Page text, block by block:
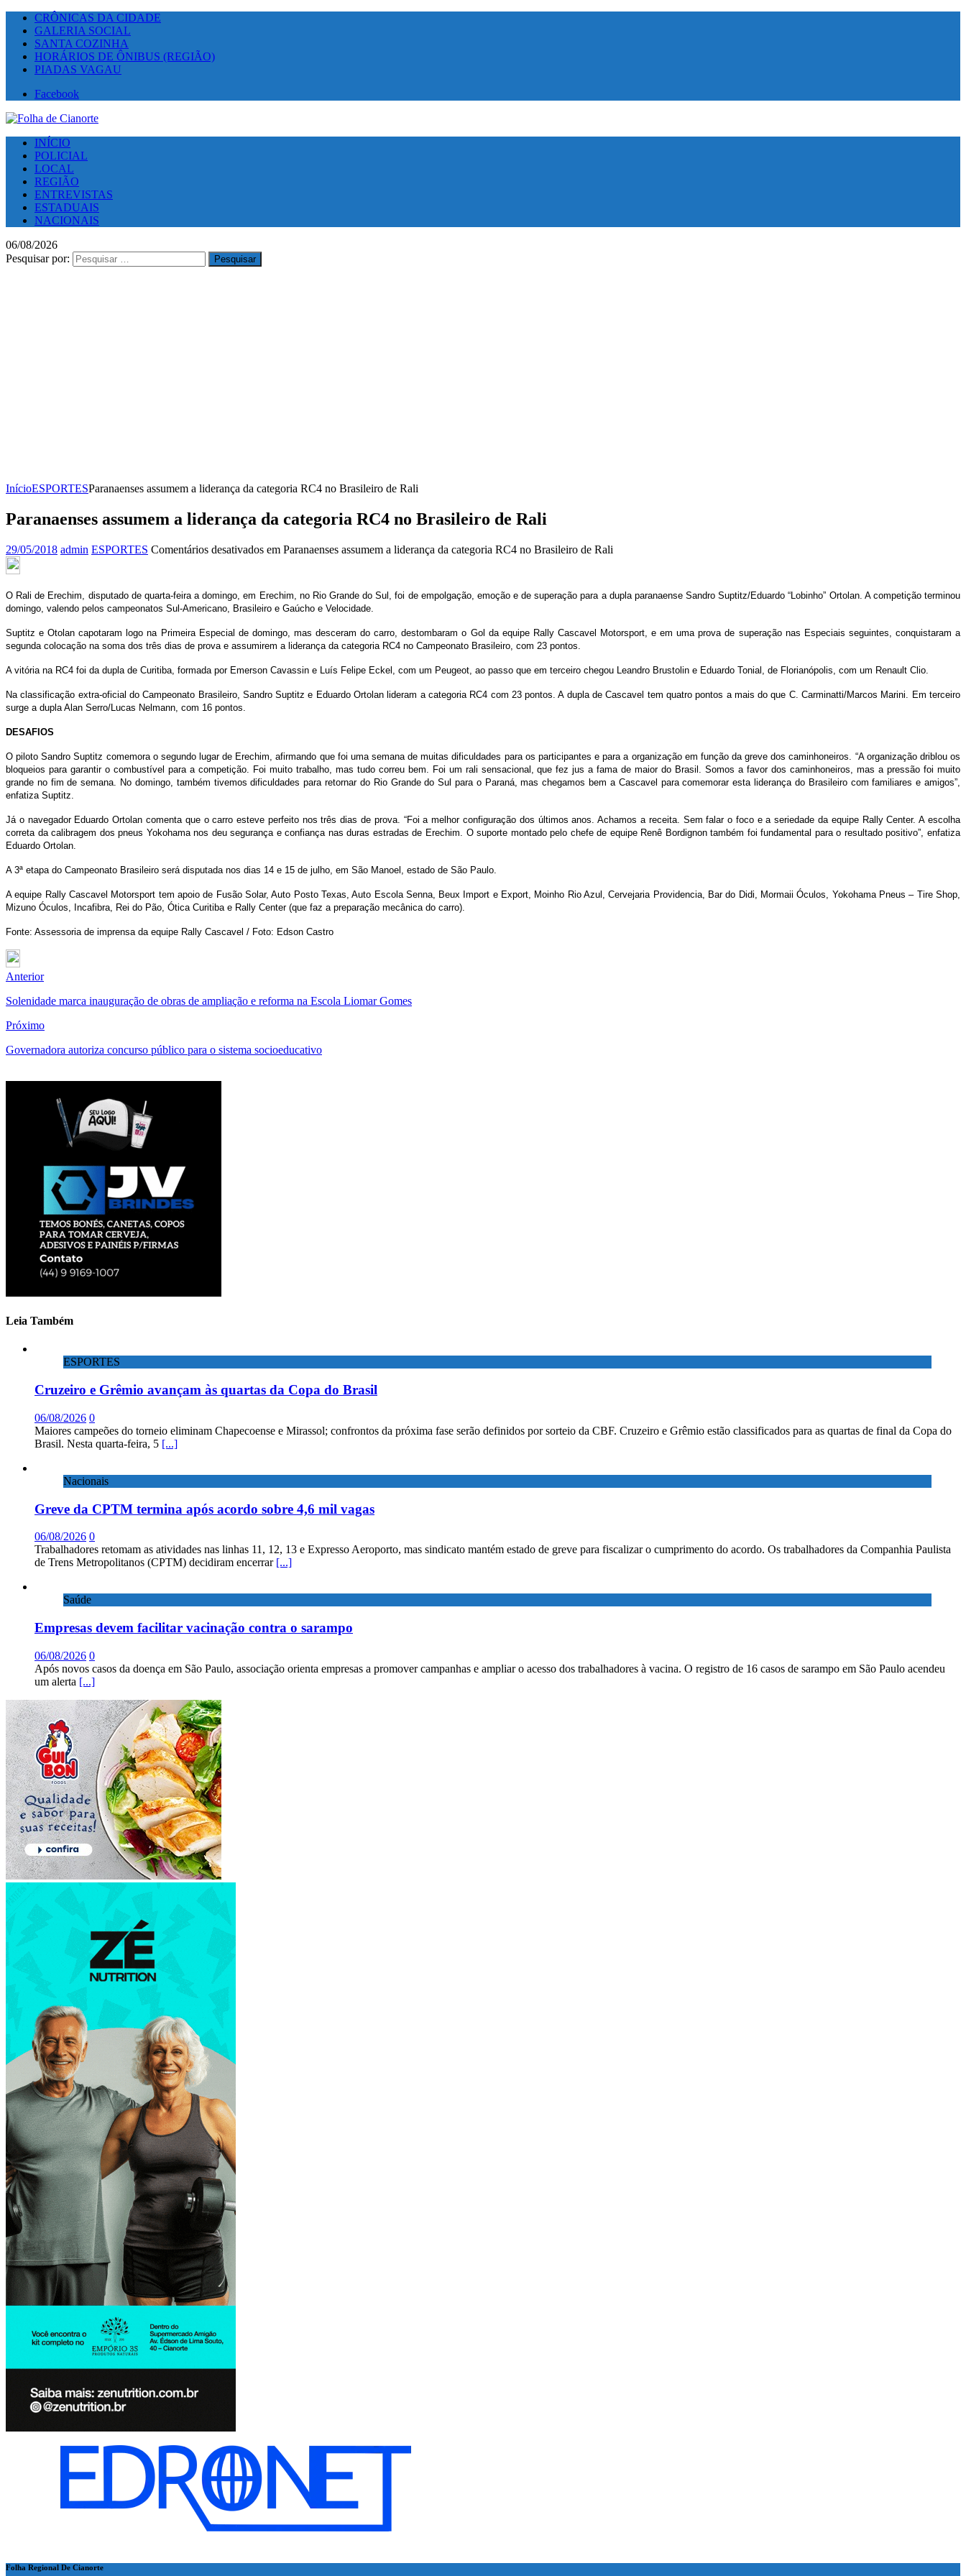
CRÔNICAS DA CIDADE
GALERIA SOCIAL
SANTA COZINHA
HORÁRIOS DE ÔNIBUS (REGIÃO)
PIADAS VAGAU
Facebook
INÍCIO
POLICIAL
LOCAL
REGIÃO
ENTREVISTAS
ESTADUAIS
NACIONAIS
06/08/2026
Pesquisar por:
InícioESPORTESParanaenses assumem a liderança da categoria RC4 no Brasileiro de Rali
Paranaenses assumem a liderança da categoria RC4 no Brasileiro de Rali
29/05/2018 admin ESPORTES Comentários desativados em Paranaenses assumem a liderança da categoria RC4 no Brasileiro de Rali
O Rali de Erechim, disputado de quarta-feira a domingo, em Erechim, no Rio Grande do Sul, foi de empolgação, emoção e de superação para a dupla paranaense Sandro Suptitz/Eduardo “Lobinho” Ortolan. A competição terminou
domingo, valendo pelos campeonatos Sul-Americano, Brasileiro e Gaúcho e Velocidade.
Suptitz e Otolan capotaram logo na Primeira Especial de domingo, mas desceram do carro, destombaram o Gol da equipe Rally Cascavel Motorsport, e em uma prova de superação nas Especiais seguintes, conquistaram a
segunda colocação na soma dos três dias de prova e assumirem a liderança da categoria RC4 no Campeonato Brasileiro, com 23 pontos.
A vitória na RC4 foi da dupla de Curitiba, formada por Emerson Cavassin e Luís Felipe Eckel, com um Peugeot, ao passo que em terceiro chegou Leandro Brustolin e Eduardo Tonial, de Florianópolis, com um Renault Clio.
Na classificação extra-oficial do Campeonato Brasileiro, Sandro Suptitz e Eduardo Ortolan lideram a categoria RC4 com 23 pontos. A dupla de Cascavel tem quatro pontos a mais do que C. Carminatti/Marcos Marini. Em terceiro
surge a dupla Alan Serro/Lucas Nelmann, com 16 pontos.
DESAFIOS
O piloto Sandro Suptitz comemora o segundo lugar de Erechim, afirmando que foi uma semana de muitas dificuldades para os participantes e para a organização em função da greve dos caminhoneiros. “A organização driblou os
bloqueios para garantir o combustível para a competição. Foi muito trabalho, mas tudo correu bem. Foi um rali sensacional, que fez jus a fama de maior do Brasil. Somos a favor dos caminhoneiros, mas a pressão foi muito
grande no fim de semana. No domingo, também tivemos dificuldades para retornar do Rio Grande do Sul para o Paraná, mas chegamos bem a Cascavel para comemorar esta liderança do Brasileiro com familiares e amigos”,
enfatiza Suptitz.
Já o navegador Eduardo Ortolan comenta que o carro esteve perfeito nos três dias de prova. “Foi a melhor configuração dos últimos anos. Achamos a receita. Sem falar o foco e a seriedade da equipe Rally Center. A escolha
correta da calibragem dos pneus Yokohama nos deu segurança e confiança nas duras estradas de Erechim. O suporte montado pelo chefe de equipe Renê Bordignon também foi fundamental para o resultado positivo”, enfatiza
Eduardo Ortolan.
A 3ª etapa do Campeonato Brasileiro será disputada nos dias 14 e 15 de julho, em São Manoel, estado de São Paulo.
A equipe Rally Cascavel Motorsport tem apoio de Fusão Solar, Auto Posto Texas, Auto Escola Senna, Beux Import e Export, Moinho Rio Azul, Cervejaria Providencia, Bar do Didi, Mormaii Óculos, Yokohama Pneus – Tire Shop,
Mizuno Óculos, Incafibra, Rei do Pão, Ótica Curitiba e Rally Center (que faz a preparação mecânica do carro).
Fonte: Assessoria de imprensa da equipe Rally Cascavel / Foto: Edson Castro
Anterior
Solenidade marca inauguração de obras de ampliação e reforma na Escola Liomar Gomes
Próximo
Governadora autoriza concurso público para o sistema socioeducativo
Leia Também
ESPORTES
Cruzeiro e Grêmio avançam às quartas da Copa do Brasil
06/08/2026 0
Maiores campeões do torneio eliminam Chapecoense e Mirassol; confrontos da próxima fase serão definidos por sorteio da CBF. Cruzeiro e Grêmio estão classificados para as quartas de final da Copa do
Brasil. Nesta quarta-feira, 5 [...]
Nacionais
Greve da CPTM termina após acordo sobre 4,6 mil vagas
06/08/2026 0
Trabalhadores retomam as atividades nas linhas 11, 12, 13 e Expresso Aeroporto, mas sindicato mantém estado de greve para fiscalizar o cumprimento do acordo. Os trabalhadores da Companhia Paulista
de Trens Metropolitanos (CPTM) decidiram encerrar [...]
Saúde
Empresas devem facilitar vacinação contra o sarampo
06/08/2026 0
Após novos casos da doença em São Paulo, associação orienta empresas a promover campanhas e ampliar o acesso dos trabalhadores à vacina. O registro de 16 casos de sarampo em São Paulo acendeu
um alerta [...]
Folha Regional De Cianorte